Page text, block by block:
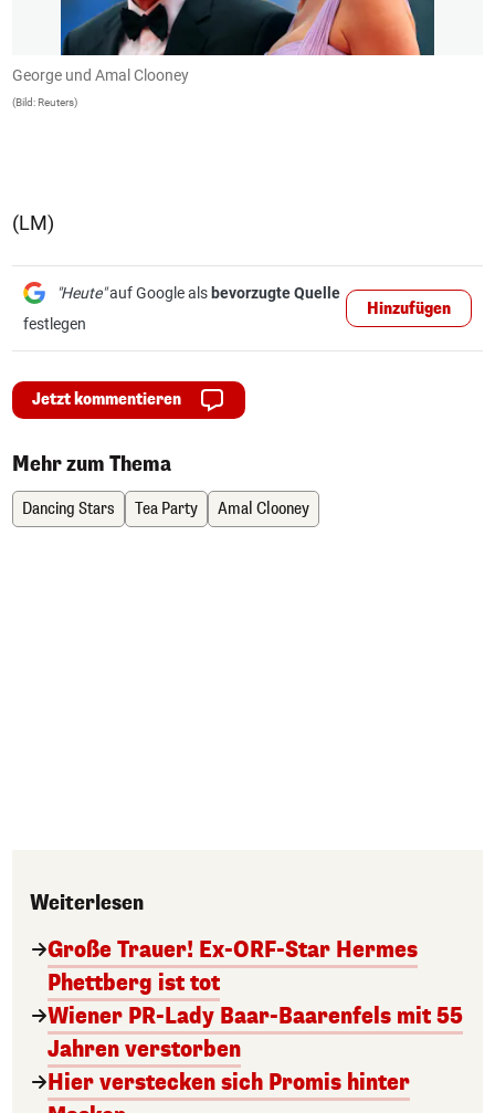
George und Amal Clooney
(Bild: Reuters)
(LM)
"Heute"auf Google als bevorzugte Quelle
festlegen
Hinzufügen
Jetzt kommentieren
Mehr zum Thema
Dancing Stars Tea Party Amal Clooney
Weiterlesen
Große Trauer! Ex-ORF-Star Hermes
Phettberg ist tot
Wiener PR-Lady Baar-Baarenfels mit 55
Jahren verstorben
Hier verstecken sich Promis hinter